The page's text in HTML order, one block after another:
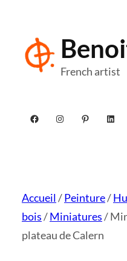
contenu
French artist
Facebook
Instagram
Accueil/Peinture/
bois/Miniatures/
plateau de Calern